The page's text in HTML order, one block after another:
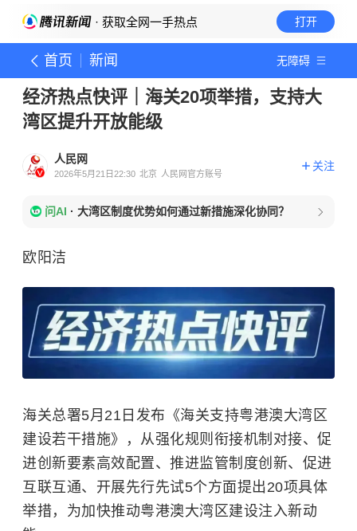
· 获取全网一手热点 打开
首页 新闻 无障碍
经济热点快评｜海关20项举措，支持大
湾区提升开放能级
人民网
2026年5月21日22:30 北京 人民网官方账号
关注
问AI · 大湾区制度优势如何通过新措施深化协同？
欧阳洁
海关总署5月21日发布《海关支持粤港澳大湾区
建设若干措施》，从强化规则衔接机制对接、促
进创新要素高效配置、推进监管制度创新、促进
互联互通、开展先行先试5个方面提出20项具体
举措，为加快推动粤港澳大湾区建设注入新动